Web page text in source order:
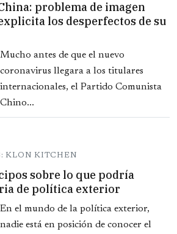
problema de imagen
los desperfectos de su
Mucho antes de que el nuevo
coronavirus llegara a los titulares
internacionales, el Partido Comunista
Chino...
KLON KITCHEN
sobre lo que podría
de política exterior
En el mundo de la política exterior,
nadie está en posición de conocer el